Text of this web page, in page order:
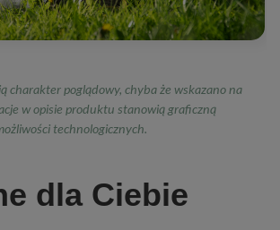
charakter poglądowy, chyba że wskazano na
w opisie produktu stanowią graficzną
technologicznych.
dla Ciebie